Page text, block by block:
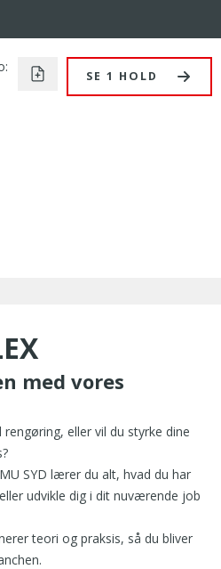
SE 1 HOLD
med vores
eller vil du styrke dine
SYD lærer du alt, hvad du har
udvikle dig i dit nuværende job
teori og praksis, så du bliver